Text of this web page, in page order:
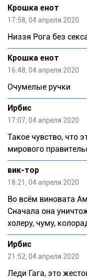
Крошка енот
17:58, 04 апреля 2020
Низзя Рога без
Крошка енот
16:48, 04 апреля 2020
Очумелые ручки
Ирбис
17:07, 04 апреля 2020
Такое чувство, что
мирового
вик-тор
18:21, 04 апреля 2020
Во всём виновата
Сначала она
холеру, чуму,
Ирбис
21:52, 04 апреля 2020
Леди Гага, это